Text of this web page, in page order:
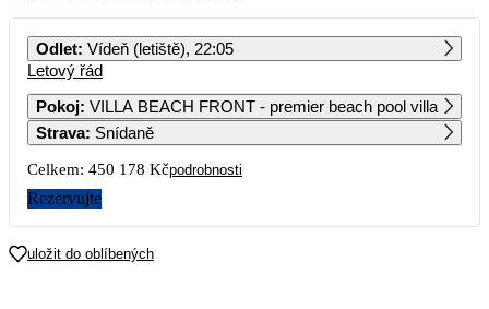
PO ÚT ST ČT PÁ SO NE
3 4 9
10
17
248 999
18
209 899
Odlet: Vídeň (letiště), 22:05
Letový řád
Pokoj: VILLA BEACH FRONT - premier beach pool villa
Strava: Snídaně
Celkem: 450 178 Kčpodrobnosti
Rezervujte
uložit do oblíbených